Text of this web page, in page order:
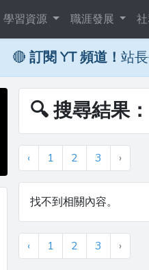
學習資源 職涯發展
🔴 訂閱 YT 頻道！ 站
🔍 搜尋結果
‹ 1 2 3 ›
找不到相關內容。
‹ 1 2 3 ›